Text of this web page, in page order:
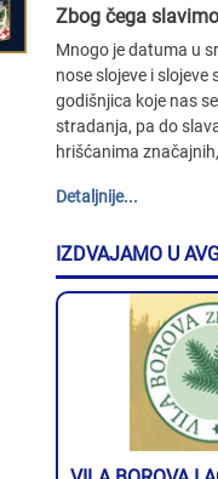
Zbog čega
Mnogo je datuma u
nose slojeve i slojeve
godišnjica koje nas
stradanja, pa do
hrišćanima
Detaljnije...
IZDVAJAMO U